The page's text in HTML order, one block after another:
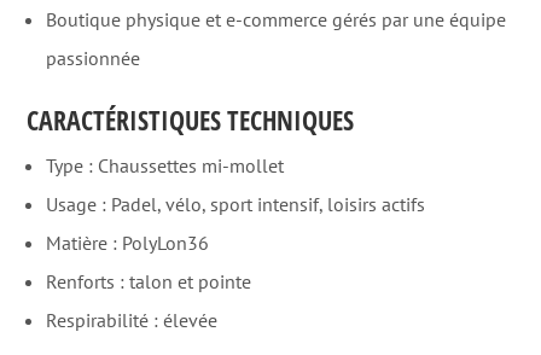
Boutique physique et e-commerce gérés par une équipe
passionnée
CARACTÉRISTIQUES TECHNIQUES
Type : Chaussettes mi-mollet
Usage : Padel, vélo, sport intensif, loisirs actifs
Matière : PolyLon36
Renforts : talon et pointe
Respirabilité : élevée